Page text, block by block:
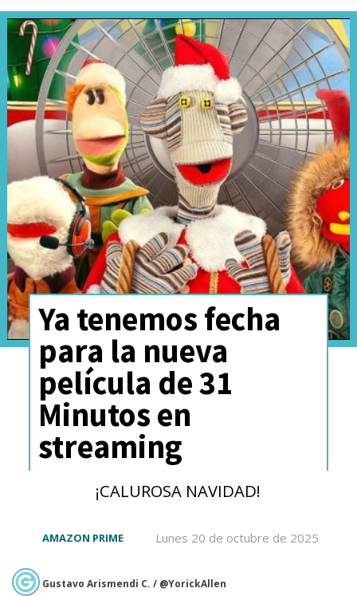
Ya tenemos fecha
para la nueva
película de 31
Minutos en
streaming
¡CALUROSA NAVIDAD!
Lunes 20 de octubre de 2025
AMAZON PRIME
Gustavo Arismendi C. / @YorickAllen